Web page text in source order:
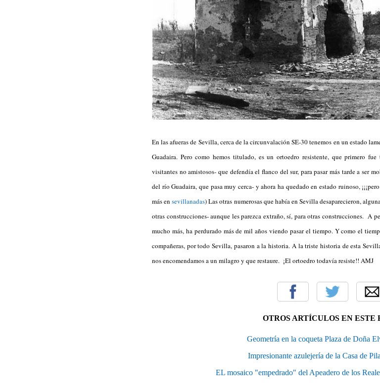
En las afueras de Sevilla, cerca de la circunvalación SE-30 tenemos en un estado
Guadaira. Pero como hemos titulado, es un ortoedro resistente, que primero
visitantes no amistosos- que defendía el flanco del sur, para pasar más tarde a ser
del río Guadaira, que pasa muy cerca- y ahora ha quedado en estado ruinoso,
más ensevillanadas) Las otras numerosas que había en Sevilla desaparecieron,
otras construcciones- aunque les parezca extraño, sí, para otras construcciones. A
mucho más, ha perdurado más de mil años viendo pasar el tiempo. Y como el
compañeras, por todo Sevilla, pasaron a la historia. A la triste historia de esta
nos encomendamos a un milagro y que restaure. ¡El ortoedro todavía resiste!! AMJ
OTROS ARTÍCULOS EN ESTE
Geometría en la coqueta Plaza de Doña
Impresionante azulejería de la Casa de
EL mosaico "empedrado" del Apeadero de los